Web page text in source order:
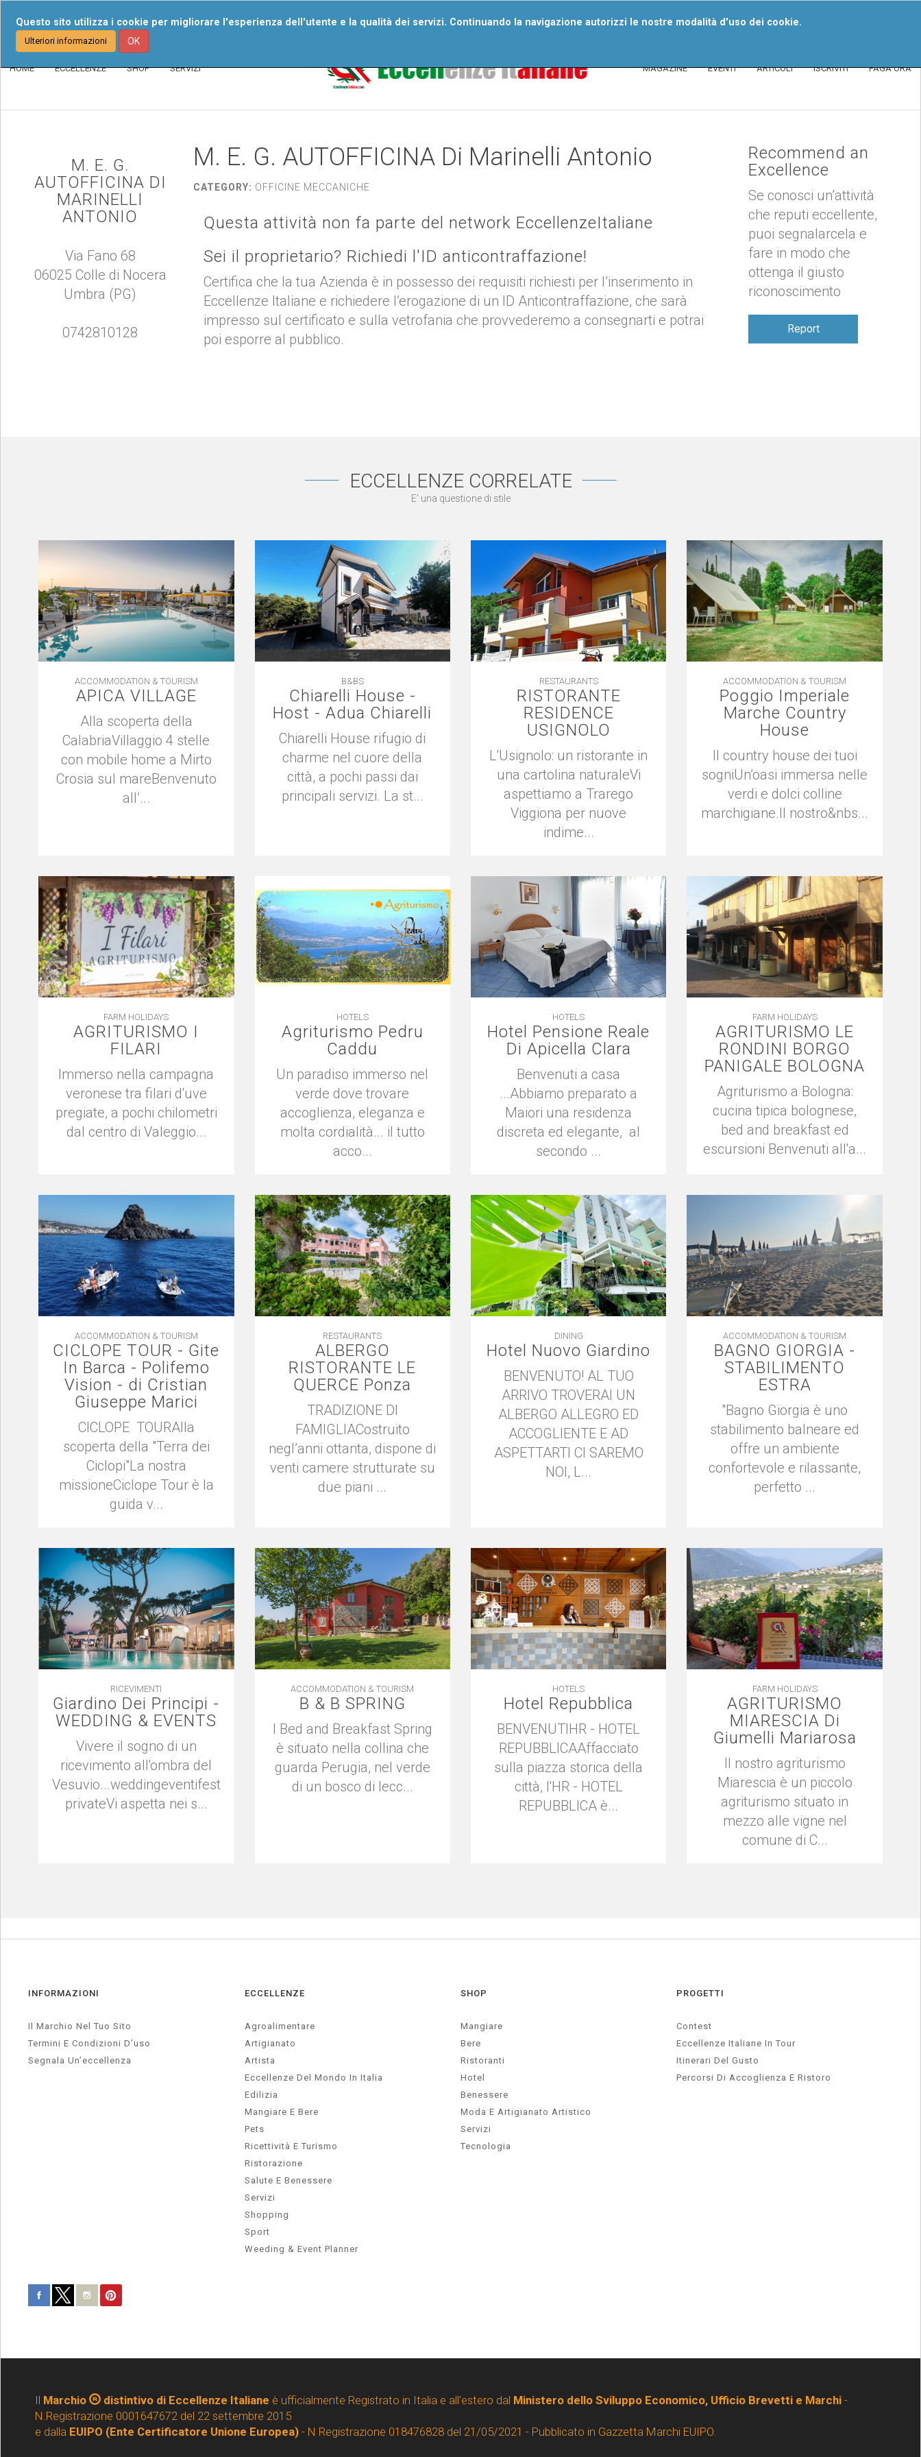
Questo sito utilizza i cookie per migliorare l'esperienza dell'utente e la qualità dei servizi. Continuando la navigazione autorizzi le nostre modalità d'uso dei cookie.
Ulteriori informazioni OK
HOME ECCELLENZE SHOP SERVIZI MAGAZINE EVENTI ARTICOLI ISCRIVITI PAGA ORA
M. E. G. AUTOFFICINA Di Marinelli Antonio
CATEGORY: OFFICINE MECCANICHE
Questa attività non fa parte del network EccellenzeItaliane
Sei il proprietario? Richiedi l'ID anticontraffazione!
Certifica che la tua Azienda è in possesso dei requisiti richiesti per l’inserimento in
Eccellenze Italiane e richiedere l’erogazione di un ID Anticontraffazione, che sarà
impresso sul certificato e sulla vetrofania che provvederemo a consegnarti e potrai
poi esporre al pubblico.
M. E. G.
AUTOFFICINA DI
MARINELLI
ANTONIO
Via Fano 68
06025 Colle di Nocera
Umbra (PG)
0742810128
Recommend an
Excellence
Se conosci un’attività
che reputi eccellente,
puoi segnalarcela e
fare in modo che
ottenga il giusto
riconoscimento
Report
ECCELLENZE CORRELATE
E’ una questione di stile
ACCOMMODATION & TOURISM
APICA VILLAGE
Alla scoperta della
CalabriaVillaggio 4 stelle
con mobile home a Mirto
Crosia sul mareBenvenuto
all’...
B&BS
Chiarelli House -
Host - Adua Chiarelli
Chiarelli House rifugio di
charme nel cuore della
città, a pochi passi dai
principali servizi. La st...
RESTAURANTS
RISTORANTE
RESIDENCE
USIGNOLO
L'Usignolo: un ristorante in
una cartolina naturaleVi
aspettiamo a Trarego
Viggiona per nuove
indime...
ACCOMMODATION & TOURISM
Poggio Imperiale
Marche Country
House
Il country house dei tuoi
sogniUn’oasi immersa nelle
verdi e dolci colline
marchigiane.Il nostro&nbs...
FARM HOLIDAYS
AGRITURISMO I
FILARI
Immerso nella campagna
veronese tra filari d'uve
pregiate, a pochi chilometri
dal centro di Valeggio...
HOTELS
Agriturismo Pedru
Caddu
Un paradiso immerso nel
verde dove trovare
accoglienza, eleganza e
molta cordialità... il tutto
acco...
HOTELS
Hotel Pensione Reale
Di Apicella Clara
Benvenuti a casa
...Abbiamo preparato a
Maiori una residenza
discreta ed elegante, al
secondo ...
FARM HOLIDAYS
AGRITURISMO LE
RONDINI BORGO
PANIGALE BOLOGNA
Agriturismo a Bologna:
cucina tipica bolognese,
bed and breakfast ed
escursioni Benvenuti all'a...
ACCOMMODATION & TOURISM
CICLOPE TOUR - Gite
In Barca - Polifemo
Vision - di Cristian
Giuseppe Marici
CICLOPE TOURAlla
scoperta della "Terra dei
Ciclopi"La nostra
missioneCiclope Tour è la
guida v...
RESTAURANTS
ALBERGO
RISTORANTE LE
QUERCE Ponza
TRADIZIONE DI
FAMIGLIACostruito
negl’anni ottanta, dispone di
venti camere strutturate su
due piani ...
DINING
Hotel Nuovo Giardino
BENVENUTO! AL TUO
ARRIVO TROVERAI UN
ALBERGO ALLEGRO ED
ACCOGLIENTE E AD
ASPETTARTI CI SAREMO
NOI, L...
ACCOMMODATION & TOURISM
BAGNO GIORGIA -
STABILIMENTO
ESTRA
"Bagno Giorgia è uno
stabilimento balneare ed
offre un ambiente
confortevole e rilassante,
perfetto ...
RICEVIMENTI
Giardino Dei Principi -
WEDDING & EVENTS
Vivere il sogno di un
ricevimento all'ombra del
Vesuvio...weddingeventifeste
privateVi aspetta nei s...
ACCOMMODATION & TOURISM
B & B SPRING
l Bed and Breakfast Spring
è situato nella collina che
guarda Perugia, nel verde
di un bosco di lecc...
HOTELS
Hotel Repubblica
BENVENUTIHR - HOTEL
REPUBBLICAAffacciato
sulla piazza storica della
città, l'HR - HOTEL
REPUBBLICA è...
FARM HOLIDAYS
AGRITURISMO
MIARESCIA Di
Giumelli Mariarosa
Il nostro agriturismo
Miarescia è un piccolo
agriturismo situato in
mezzo alle vigne nel
comune di C...
INFORMAZIONI
Il Marchio Nel Tuo Sito
Termini E Condizioni D’uso
Segnala Un’eccellenza
ECCELLENZE
Agroalimentare
Artigianato
Artista
Eccellenze Del Mondo In Italia
Edilizia
Mangiare E Bere
Pets
Ricettività E Turismo
Ristorazione
Salute E Benessere
Servizi
Shopping
Sport
Weeding & Event Planner
SHOP
Mangiare
Bere
Ristoranti
Hotel
Benessere
Moda E Artigianato Artistico
Servizi
Tecnologia
PROGETTI
Contest
Eccellenze Italiane In Tour
Itinerari Del Gusto
Percorsi Di Accoglienza E Ristoro
Il Marchio distintivo di Eccellenze Italiane è ufficialmente Registrato in Italia e all'estero dal Ministero dello Sviluppo Economico, Ufficio Brevetti e Marchi-
N.Registrazione 0001647672 del 22 settembre 2015
e dalla EUIPO (Ente Certificatore Unione Europea) - N Registrazione 018476828 del 21/05/2021 - Pubblicato in Gazzetta Marchi EUIPO.